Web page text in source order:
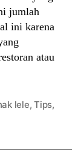
jumlah
ini karena
atau
lele,Tips,